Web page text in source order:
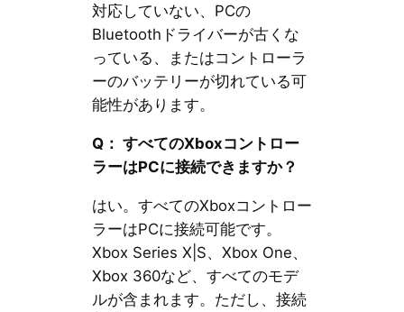
対応していない、PCの
Bluetoothドライバーが古くな
っている、またはコントローラ
ーのバッテリーが切れている可
能性があります。
Q： すべてのXboxコントロー
ラーはPCに接続できますか？
はい。すべてのXboxコントロー
ラーはPCに接続可能です。
Xbox Series X|S、Xbox One、
Xbox 360など、すべてのモデ
ルが含まれます。ただし、接続